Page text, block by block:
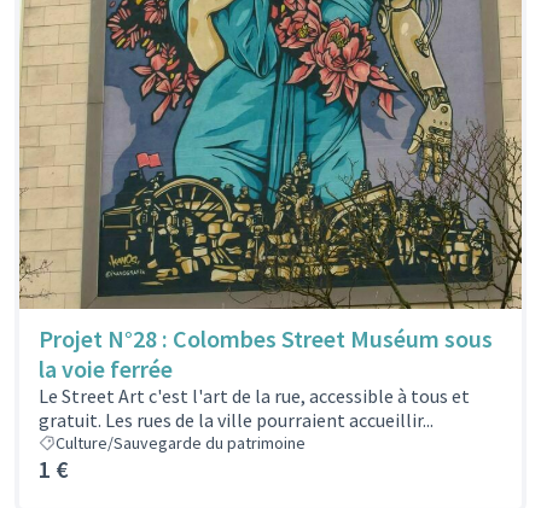
Projet N°28 : Colombes Street Muséum sous
la voie ferrée
Le Street Art c'est l'art de la rue, accessible à tous et
gratuit. Les rues de la ville pourraient accueillir...
Culture/Sauvegarde du patrimoine
1 €